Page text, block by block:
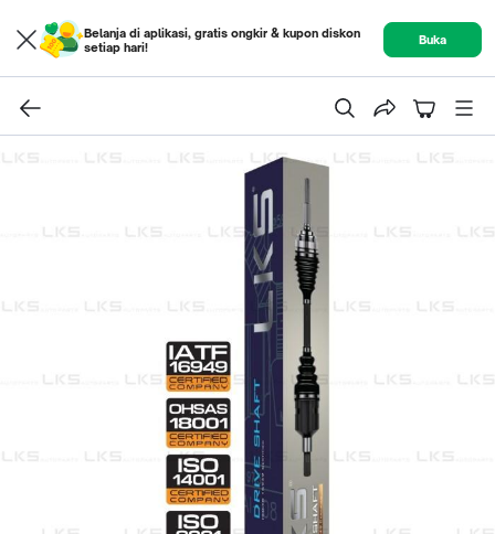
Belanja di aplikasi, gratis ongkir & kupon diskon
setiap hari!
Buka